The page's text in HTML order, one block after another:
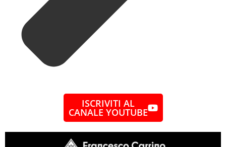
ISCRIVITI AL
CANALE YOUTUBE